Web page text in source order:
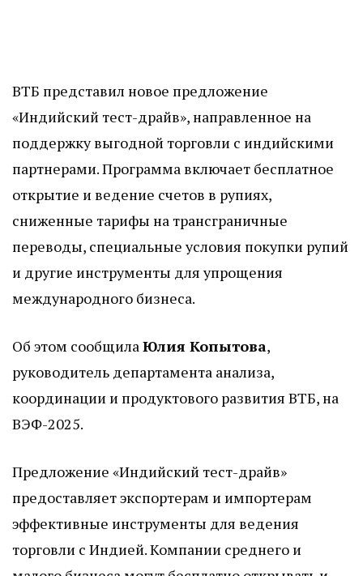
ВТБ представил новое предложение
«Индийский тест-драйв», направленное на
поддержку выгодной торговли с индийскими
партнерами. Программа включает бесплатное
открытие и ведение счетов в рупиях,
сниженные тарифы на трансграничные
переводы, специальные условия покупки рупий
и другие инструменты для упрощения
международного бизнеса.
Об этом сообщила Юлия Копытова,
руководитель департамента анализа,
координации и продуктового развития ВТБ, на
ВЭФ-2025.
Предложение «Индийский тест-драйв»
предоставляет экспортерам и импортерам
эффективные инструменты для ведения
торговли с Индией. Компании среднего и